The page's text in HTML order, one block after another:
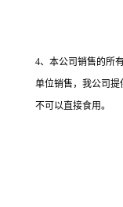
4、本公司销售的所
单位销售，我公司
不可以直接食用。